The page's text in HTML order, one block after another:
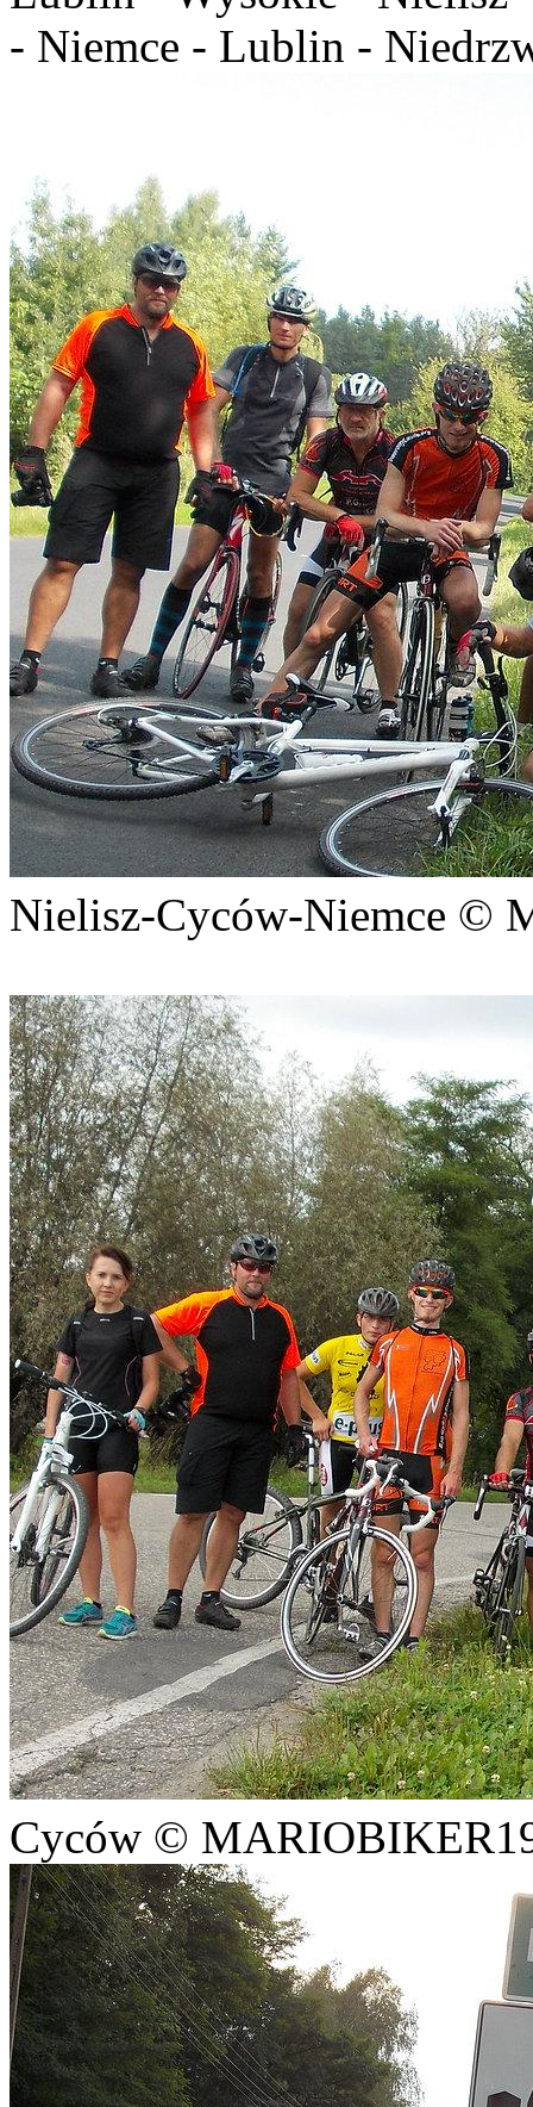
- Niemce - Lublin -
Nielisz-Cyców-Niemce ©
Cyców ©